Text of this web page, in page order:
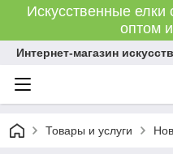
Искусственные елки
оптом
Интернет-магазин
Товары и услуги